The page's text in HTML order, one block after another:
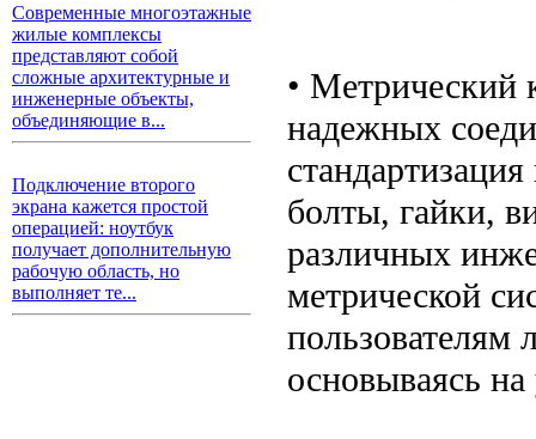
Современные многоэтажные
жилые комплексы
представляют собой
сложные архитектурные и
инженерные объекты,
объединяющие в...
Подключение второго
экрана кажется простой
операцией: ноутбук
получает дополнительную
рабочую область, но
выполняет те...
• Метрический
надежных
болты, гайки,
различных
метрической
пользователям
основываясь